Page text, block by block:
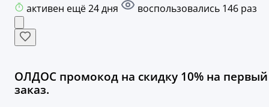
активен ещё 24 дня
воспользовались 146 раз
ОЛДОС промокод на скидку 10% на первый
заказ.